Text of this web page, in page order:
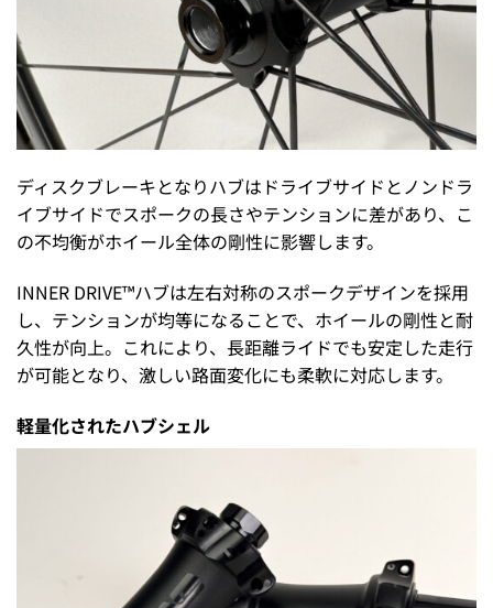
ディスクブレーキとなりハブはドライブサイドとノンドラ
イブサイドでスポークの長さやテンションに差があり、こ
の不均衡がホイール全体の剛性に影響します。
INNER DRIVE™ハブは左右対称のスポークデザインを採用
し、テンションが均等になることで、ホイールの剛性と耐
久性が向上。これにより、長距離ライドでも安定した走行
が可能となり、激しい路面変化にも柔軟に対応します。
軽量化されたハブシェル